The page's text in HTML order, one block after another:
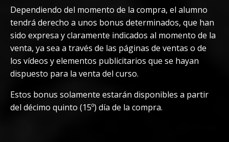
Dependiendo del momento de la compra, el alumno
tendrá derecho a unos bonus determinados, que han
sido expresa y claramente indicados al momento de la
venta, ya sea a través de las páginas de ventas o de
los vídeos y elementos publicitarios que se hayan
dispuesto para la venta del curso.
Estos bonus solamente estarán disponibles a partir
del décimo quinto (15º) día de la compra.